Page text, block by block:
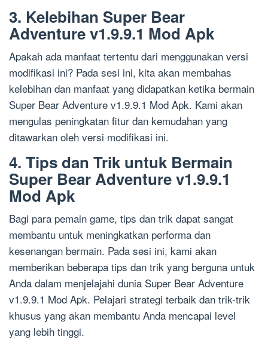
3. Kelebihan Super Bear
Adventure v1.9.9.1 Mod Apk
Apakah ada manfaat tertentu dari menggunakan versi
modifikasi ini? Pada sesi ini, kita akan membahas
kelebihan dan manfaat yang didapatkan ketika bermain
Super Bear Adventure v1.9.9.1 Mod Apk. Kami akan
mengulas peningkatan fitur dan kemudahan yang
ditawarkan oleh versi modifikasi ini.
4. Tips dan Trik untuk Bermain
Super Bear Adventure v1.9.9.1
Mod Apk
Bagi para pemain game, tips dan trik dapat sangat
membantu untuk meningkatkan performa dan
kesenangan bermain. Pada sesi ini, kami akan
memberikan beberapa tips dan trik yang berguna untuk
Anda dalam menjelajahi dunia Super Bear Adventure
v1.9.9.1 Mod Apk. Pelajari strategi terbaik dan trik-trik
khusus yang akan membantu Anda mencapai level
yang lebih tinggi.